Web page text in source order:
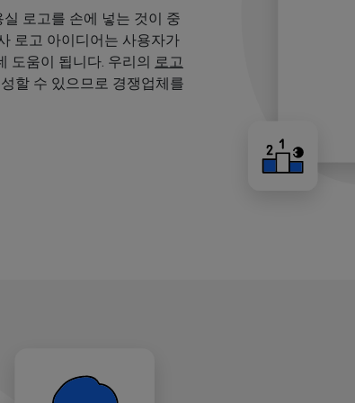
로고를 손에 넣는 것이 중
로고 아이디어는 사용자가
도움이 됩니다. 우리의 로고
할 수 있으므로 경쟁업체를